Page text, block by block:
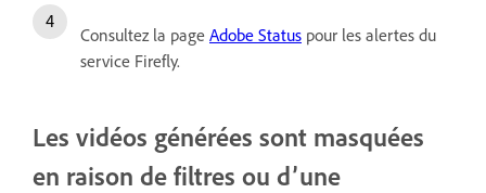
Consultez la page Adobe Status pour les alertes du
service Firefly.
Les vidéos générées sont masquées
en raison de filtres ou d’une